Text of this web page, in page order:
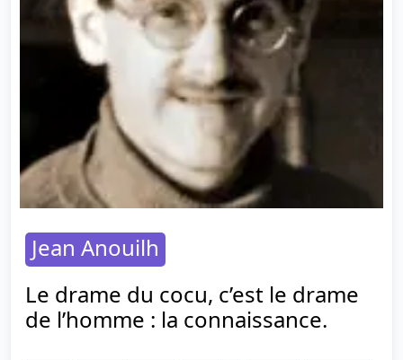
Jean Anouilh
Le drame du cocu, c’est le drame
de l’homme : la connaissance.